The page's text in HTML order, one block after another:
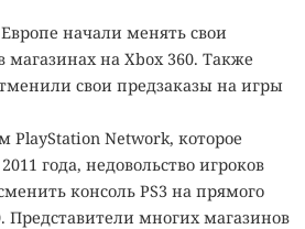
начали менять свои
магазинах на Xbox 360. Также
свои предзаказы на игры
PlayStation Network, которое
года, недовольство игроков
консоль PS3 на прямого
Представители многих магазинов